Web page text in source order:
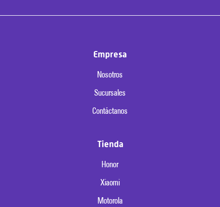
Empresa
Nosotros
Sucursales
Contáctanos
Tienda
Honor
Xiaomi
Motorola